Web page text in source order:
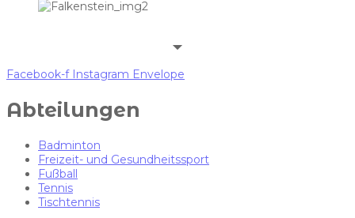
Facebook-f Instagram Envelope
Abteilungen
Badminton
Freizeit- und Gesundheitssport
Fußball
Tennis
Tischtennis